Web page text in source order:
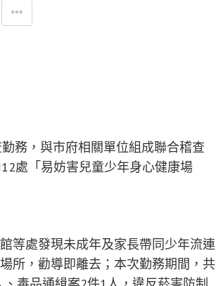
務，與市府相關單位組成聯合稽查
處「易妨害兒童少年身心健康場
等處發現未成年及家長帶同少年流連
所，勸導即離去；本次勤務期間，共